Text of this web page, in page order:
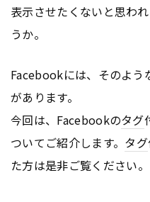
表示させたくないと思わ
うか。
Facebookには、そのよう
があります。
今回は、Facebookのタグ
ついてご紹介します。 タグ
た方は是非ご覧ください。